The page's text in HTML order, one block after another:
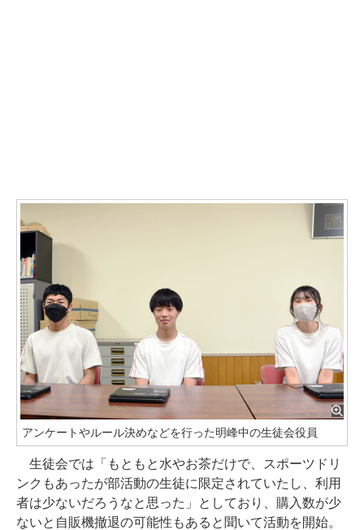
アンケートやルール決めなどを行った明峰中の生徒会役員
生徒会では「もともと水やお茶だけで、スポーツドリ
ンクもあったが部活動の生徒に限定されていたし、利用
者は少ないだろうなと思った」としており、購入数が少
ないと自販機撤退の可能性もあると聞いて活動を開始。